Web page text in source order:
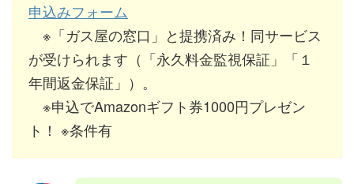
申込みフォーム
※「ガス屋の窓口」と提携済み！同サービス
が受けられます（「永久料金監視保証」「１
年間返金保証」）。
※申込でAmazonギフト券1000円プレゼン
ト！ ※条件有